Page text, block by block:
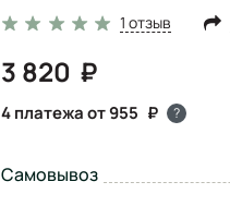
1 отзыв
3 820
4 платежа от 955 ?
Самовывоз